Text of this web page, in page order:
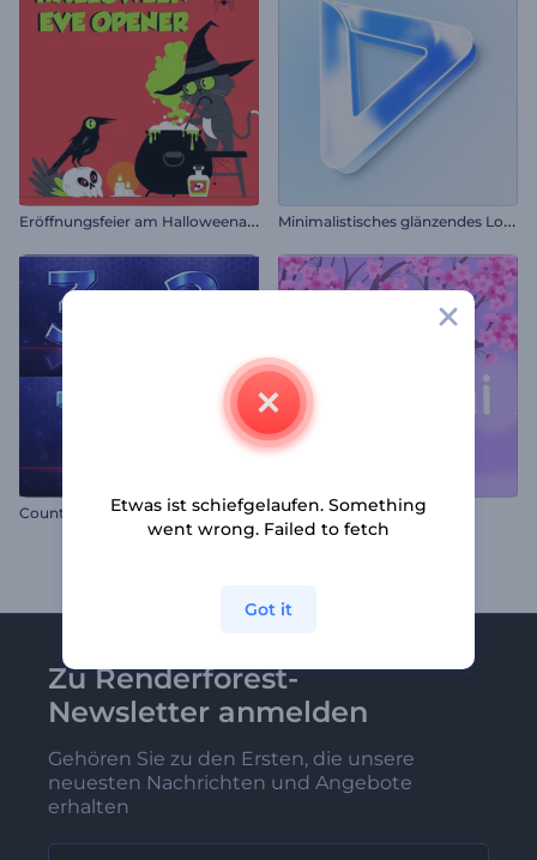
E
röffnungsfeier am Halloweenabend M
inimalistisches glänzendes Logo Reveal
Countdown-Logo-Enthüllung Blumiger Hanami Opener
Zu Renderforest-
Newsletter anmelden
Gehören Sie zu den Ersten, die unsere
neuesten Nachrichten und Angebote
erhalten
Etwas ist schiefgelaufen. Something
went wrong. Failed to fetch
Got it